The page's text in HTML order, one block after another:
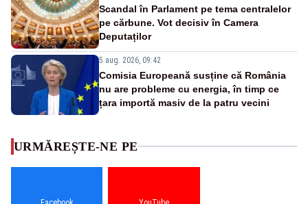
Scandal în Parlament pe tema centralelor
pe cărbune. Vot decisiv în Camera
Deputaților
5 aug. 2026, 09:42
Comisia Europeană susține că România
nu are probleme cu energia, în timp ce
țara importă masiv de la patru vecini
URMĂREȘTE-NE PE